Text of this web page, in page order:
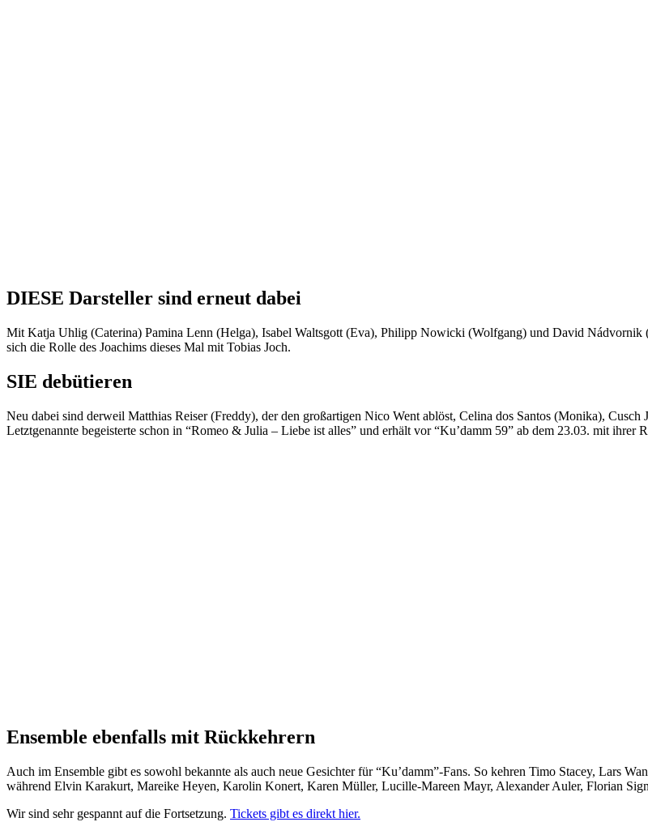
DIESE Darsteller sind erneut dabei
Mit Katja Uhlig (Caterina) Pamina Lenn (Helga), Isabel Waltsgott (Eva), Philipp Nowicki (Wolfgang) und David Nádvornik
sich die Rolle des Joachims dieses Mal mit Tobias Joch.
SIE debütieren
Neu dabei sind derweil Matthias Reiser (Freddy), der den großartigen Nico Went ablöst, Celina dos Santos (Monika),
Letztgenannte begeisterte schon in “Romeo & Julia – Liebe ist alles” und erhält vor “Ku’damm 59” ab dem 23.03. mit ihrer
Ensemble ebenfalls mit Rückkehrern
Auch im Ensemble gibt es sowohl bekannte als auch neue Gesichter für “Ku’damm”-Fans. So kehren Timo Stacey, Lars
während Elvin Karakurt, Mareike Heyen, Karolin Konert, Karen Müller, Lucille-Mareen Mayr, Alexander Auler, Florian
Wir sind sehr gespannt auf die Fortsetzung. Tickets gibt es direkt hier.